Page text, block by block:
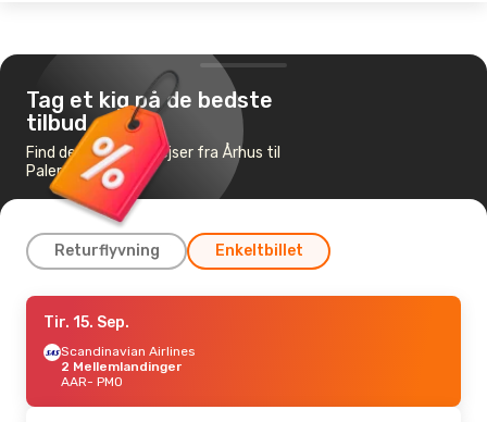
Tag et kig på de bedste
tilbud
Find de billigste flyrejser fra Århus til
Palermo
Returflyvning Enkeltbillet
Man. 14. Sep.
Scandinavian Airlines
2 Mellemlandinger
AAR- PMO
PMO- AAR
Tir. 15. Sep.
Scandinavian Airlines
2 Mellemlandinger
AAR- PMO